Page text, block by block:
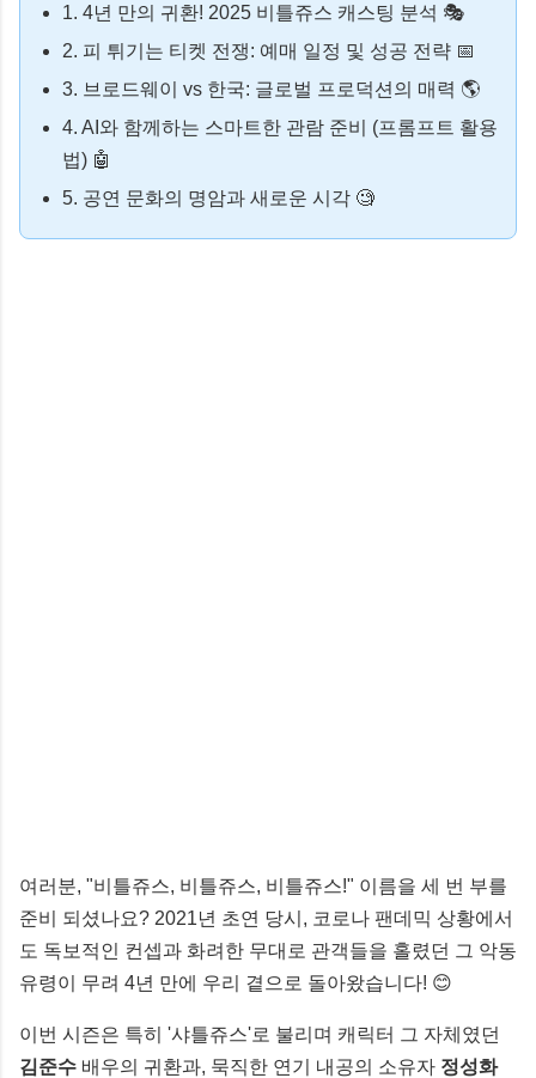
1. 4년 만의 귀환! 2025 비틀쥬스 캐스팅 분석 🎭
2. 피 튀기는 티켓 전쟁: 예매 일정 및 성공 전략 📅
3. 브로드웨이 vs 한국: 글로벌 프로덕션의 매력 🌎
4. AI와 함께하는 스마트한 관람 준비 (프롬프트 활용
법) 🤖
5. 공연 문화의 명암과 새로운 시각 🧐
여러분, "비틀쥬스, 비틀쥬스, 비틀쥬스!" 이름을 세 번 부를
준비 되셨나요? 2021년 초연 당시, 코로나 팬데믹 상황에서
도 독보적인 컨셉과 화려한 무대로 관객들을 홀렸던 그 악동
유령이 무려 4년 만에 우리 곁으로 돌아왔습니다! 😊
이번 시즌은 특히 '샤틀쥬스'로 불리며 캐릭터 그 자체였던
김준수 배우의 귀환과, 묵직한 연기 내공의 소유자 정성화